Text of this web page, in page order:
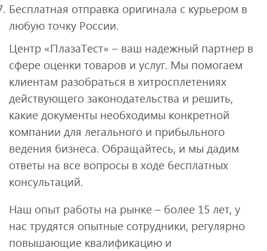
Бесплатная отправка оригинала с курьером в
любую точку России.
Центр «ПлазаТест» – ваш надежный партнер в
сфере оценки товаров и услуг. Мы помогаем
клиентам разобраться в хитросплетениях
действующего законодательства и решить,
какие документы необходимы конкретной
компании для легального и прибыльного
ведения бизнеса. Обращайтесь, и мы дадим
ответы на все вопросы в ходе бесплатных
консультаций.
Наш опыт работы на рынке – более 15 лет, у
нас трудятся опытные сотрудники, регулярно
повышающие квалификацию и